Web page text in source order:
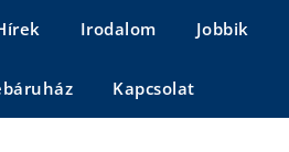
Irodalom Jobbik
Kapcsolat